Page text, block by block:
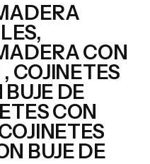
CON
COJINETES
DE
CON
BUJE DE